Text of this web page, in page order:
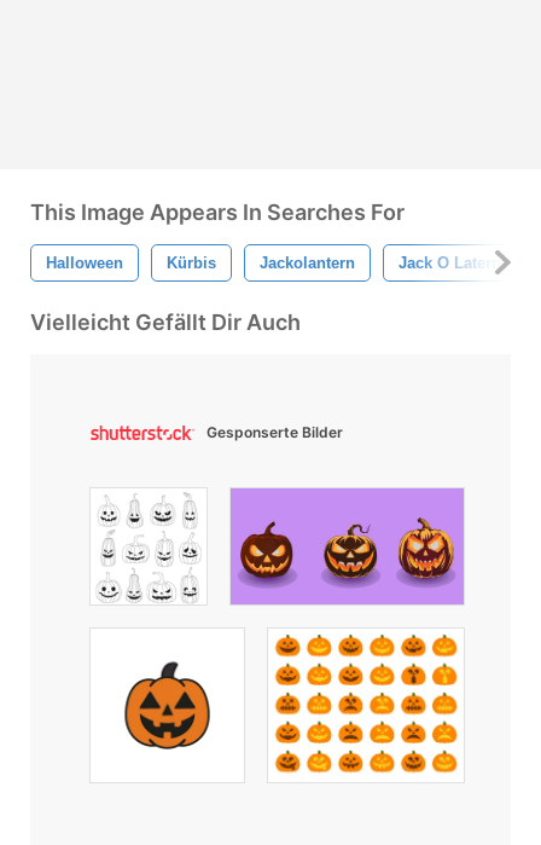
This Image Appears In Searches For
Halloween Kürbis Jackolantern Jack O Laterne
Vielleicht Gefällt Dir Auch
Gesponserte Bilder